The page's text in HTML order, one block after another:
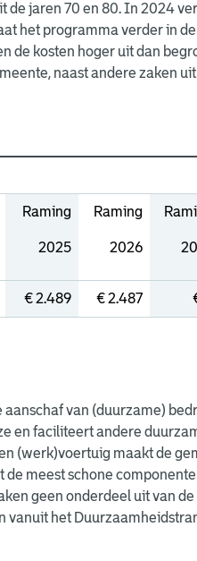
de jaren 70 en 80. In 2024
het programma verder in
kosten hoger uit dan
naast andere zaken
Raming
2025
Raming
2026
€ 2.489 € 2.487
aanschaf van (duurzame)
en faciliteert andere
(werk)voertuig maakt de
meest schone
geen onderdeel uit van de
vanuit het